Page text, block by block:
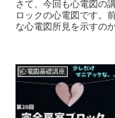
さて、今回も心電図の
ロックの心電図です。
な心電図所見を示すの
心電図基礎講座